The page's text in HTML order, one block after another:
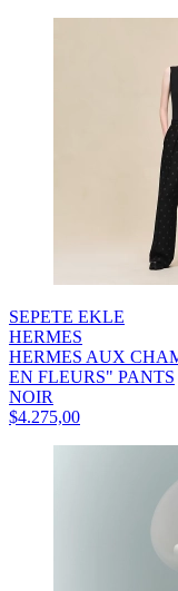
SEPETE EKLE
HERMES
HERMES AUX
EN FLEURS" PANTS
NOIR
$4.275,00